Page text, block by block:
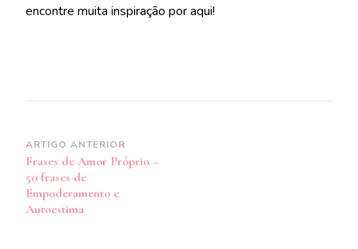
encontre muita inspiração por aqui!
Navegação
de
post
ARTIGO ANTERIOR
Frases de Amor Próprio –
50 frases de
Empoderamento e
Autoestima